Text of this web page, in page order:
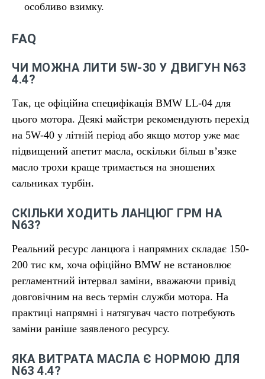
особливо взимку.
FAQ
ЧИ МОЖНА ЛИТИ 5W-30 У ДВИГУН N63
4.4?
Так, це офіційна специфікація BMW LL-04 для
цього мотора. Деякі майстри рекомендують перехід
на 5W-40 у літній період або якщо мотор уже має
підвищений апетит масла, оскільки більш вʼязке
масло трохи краще тримається на зношених
сальниках турбін.
СКІЛЬКИ ХОДИТЬ ЛАНЦЮГ ГРМ НА
N63?
Реальний ресурс ланцюга і напрямних складає 150-
200 тис км, хоча офіційно BMW не встановлює
регламентний інтервал заміни, вважаючи привід
довговічним на весь термін служби мотора. На
практиці напрямні і натягувач часто потребують
заміни раніше заявленого ресурсу.
ЯКА ВИТРАТА МАСЛА Є НОРМОЮ ДЛЯ
N63 4.4?